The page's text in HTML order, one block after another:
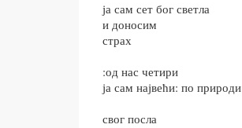
ја сам сет бог светла
и доносим
страх
:од нас четири
ја сам највећи: по природи
свог посла